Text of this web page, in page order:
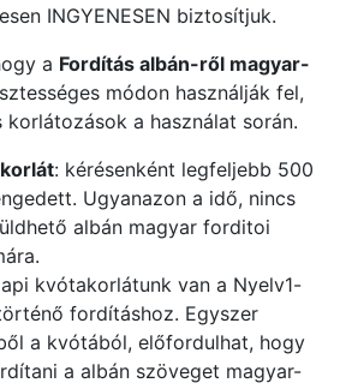
INGYENESEN biztosítjuk.
a Fordítás albán-ről magyar-
módon használják fel,
a használat során.
: kérésenként legfeljebb 500
Ugyanazon a idő, nincs
albán magyar forditoi
kvótakorlátunk van a Nyelv1-
fordításhoz. Egyszer
a kvótából, előfordulhat, hogy
a albán szöveget magyar-